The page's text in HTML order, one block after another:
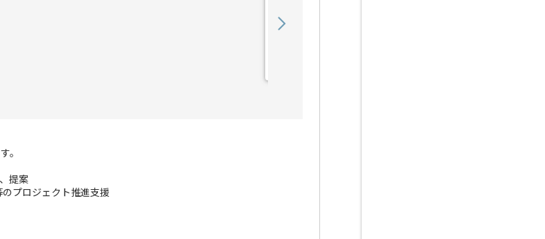
。
提案
プロジェクト推進支援